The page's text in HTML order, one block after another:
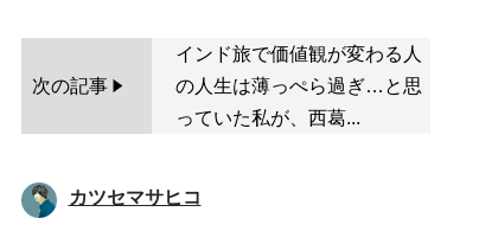
次の記事
インド旅で価値観が変わる人
の人生は薄っぺら過ぎ…と思
っていた私が、西葛...
カツセマサヒコ